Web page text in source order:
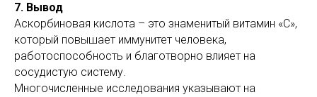
7. Вывод
Аскорбиновая кислота – это знаменитый витамин «С»,
который повышает иммунитет человека,
работоспособность и благотворно влияет на
сосудистую систему.
Многочисленные исследования указывают на